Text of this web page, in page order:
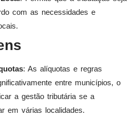
com as necessidades e
: As alíquotas e regras
entre municípios, o
a gestão tributária se a
em várias localidades.